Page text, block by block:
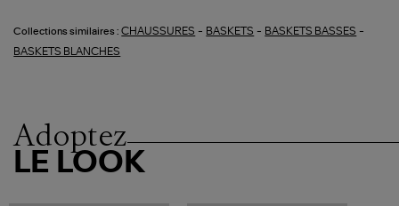
Collections similaires : CHAUSSURES - BASKETS - BASKETS BASSES -
BASKETS BLANCHES
Adoptez
LE LOOK